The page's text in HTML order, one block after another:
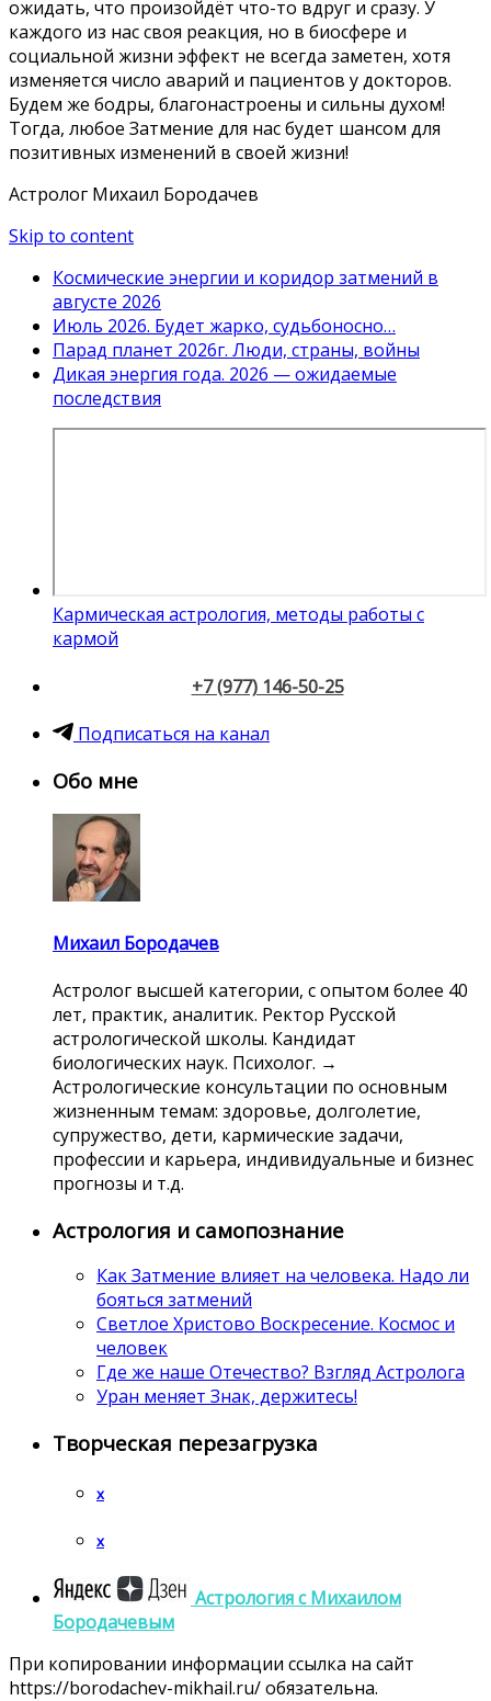
ожидать, что произойдёт что-то вдруг и сразу. У
каждого из нас своя реакция, но в биосфере и
социальной жизни эффект не всегда заметен, хотя
изменяется число аварий и пациентов у докторов.
Будем же бодры, благонастроены и сильны духом!
Тогда, любое Затмение для нас будет шансом для
позитивных изменений в своей жизни!
Астролог Михаил Бородачев
Skip to content
Космические энергии и коридор затмений в
августе 2026
Июль 2026. Будет жарко, судьбоносно…
Парад планет 2026г. Люди, страны, войны
Дикая энергия года. 2026 — ожидаемые
последствия
Кармическая астрология, методы работы с
кармой
+7 (977) 146-50-25
Подписаться на канал
Обо мне
Михаил Бородачев
Астролог высшей категории, с опытом более 40
лет, практик, аналитик. Ректор Русской
астрологической школы. Кандидат
биологических наук. Психолог. →
Астрологические консультации по основным
жизненным темам: здоровье, долголетие,
супружество, дети, кармические задачи,
профессии и карьера, индивидуальные и бизнес
прогнозы и т.д.
Астрология и самопознание
Как Затмение влияет на человека. Надо ли
бояться затмений
Светлое Христово Воскресение. Космос и
человек
Где же наше Отечество? Взгляд Астролога
Уран меняет Знак, держитесь!
Творческая перезагрузка
x
x
Астрология c Михаилом
Бородачевым
При копировании информации ссылка на сайт
https://borodachev-mikhail.ru/ обязательна.